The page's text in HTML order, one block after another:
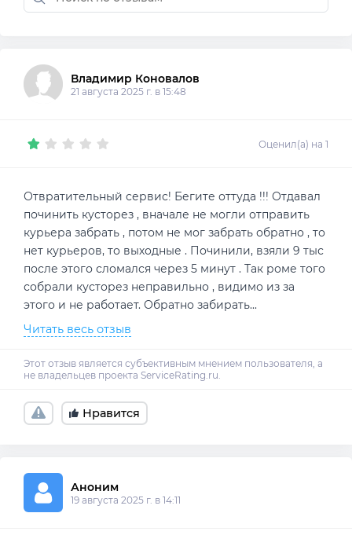
Владимир Коновалов
21 августа 2025 г. в 15:48
Оценил(а) на 1
Отвратительный сервис! Бегите оттуда !!! Отдавал
починить кусторез , вначале не могли отправить
курьера забрать , потом не мог забрать обратно , то
нет курьеров, то выходные . Починили, взяли 9 тыс
после этого сломался через 5 минут . Так роме того
собрали кусторез неправильно , видимо из за
этого и не работает. Обратно забирать...
Читать весь отзыв
Нравится
Аноним
19 августа 2025 г. в 14:11